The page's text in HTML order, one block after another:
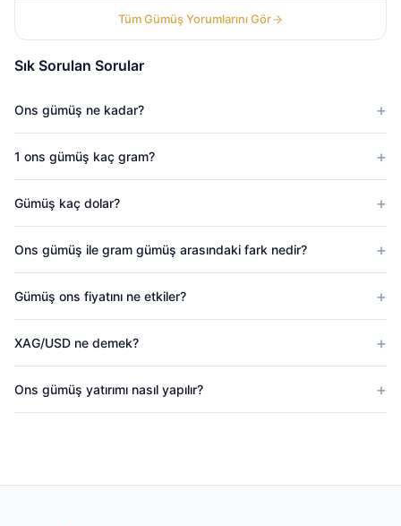
Tüm Gümüş Yorumlarını Gör
Sık Sorulan Sorular
Ons gümüş ne kadar?
1 ons gümüş kaç gram?
Gümüş kaç dolar?
Ons gümüş ile gram gümüş arasındaki fark nedir?
Gümüş ons fiyatını ne etkiler?
XAG/USD ne demek?
Ons gümüş yatırımı nasıl yapılır?